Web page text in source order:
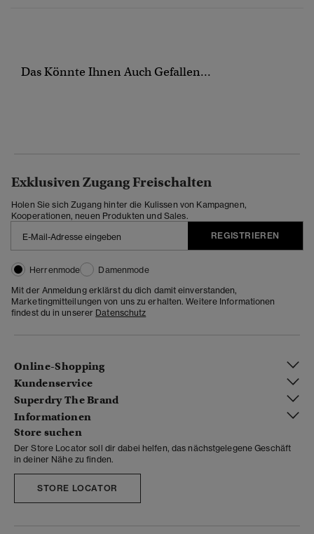
Das Könnte Ihnen Auch Gefallen...
Exklusiven Zugang Freischalten
Holen Sie sich Zugang hinter die Kulissen von Kampagnen,
Kooperationen, neuen Produkten und Sales.
REGISTRIEREN
Herrenmode
Damenmode
Mit der Anmeldung erklärst du dich damit einverstanden,
Marketingmitteilungen von uns zu erhalten. Weitere Informationen
findest du in unserer Datenschutz
Online-Shopping
Kundenservice
Superdry The Brand
Informationen
Store suchen
Der Store Locator soll dir dabei helfen, das nächstgelegene Geschäft
in deiner Nähe zu finden.
STORE LOCATOR